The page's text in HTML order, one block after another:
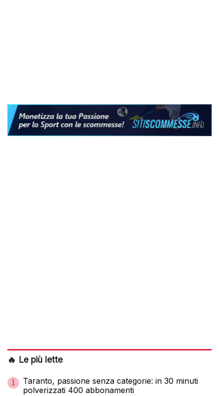
🔥 Le più lette
1
Taranto, passione senza categorie: in 30 minuti
polverizzati 400 abbonamenti